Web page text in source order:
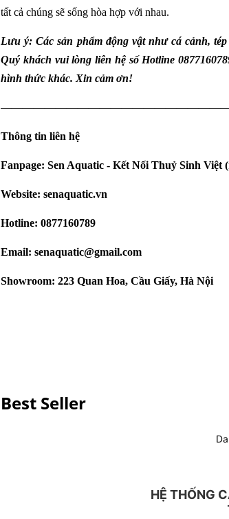
tất cả chúng sẽ sống hòa hợp với nhau.
Lưu ý: Các sản phẩm động vật như cá cảnh,
Quý khách vui lòng liên hệ số Hotline
hình thức khác. Xin cảm ơn!
Thông tin liên hệ
Fanpage: Sen Aquatic - Kết Nối Thuỷ Sinh Việt (
Website: senaquatic.vn
Hotline: 0877160789
Email: senaquatic@gmail.com
Showroom: 223 Quan Hoa, Cầu Giấy, Hà Nội
Best Seller
HỆ THỐNG